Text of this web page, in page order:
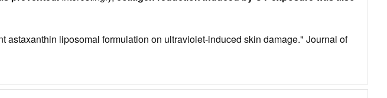
liposomal formulation on ultraviolet-induced skin damage." Journal of